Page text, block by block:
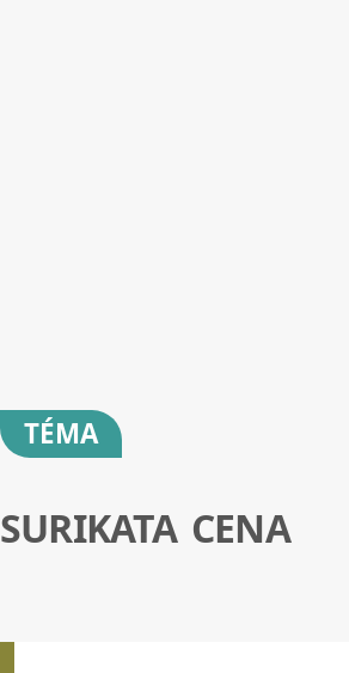
TÉMA
SURIKATA CENA